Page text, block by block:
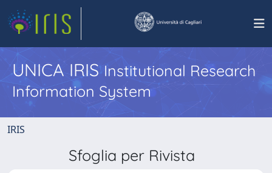
UNICA IRISInstitutional Research
Information System
IRIS
Sfoglia per Rivista